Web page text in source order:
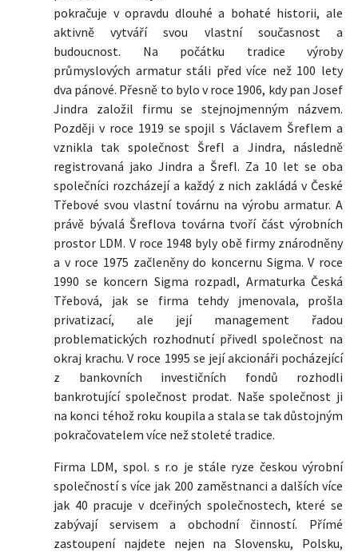
pokračuje v opravdu dlouhé a bohaté historii, ale
aktivně vytváří svou vlastní současnost a
budoucnost. Na počátku tradice výroby
průmyslových armatur stáli před více než 100 lety
dva pánové. Přesně to bylo v roce 1906, kdy pan Josef
Jindra založil firmu se stejnojmenným názvem.
Později v roce 1919 se spojil s Václavem Šreflem a
vznikla tak společnost Šrefl a Jindra, následně
registrovaná jako Jindra a Šrefl. Za 10 let se oba
společníci rozcházejí a každý z nich zakládá v České
Třebové svou vlastní továrnu na výrobu armatur. A
právě bývalá Šreflova továrna tvoří část výrobních
prostor LDM. V roce 1948 byly obě firmy znárodněny
a v roce 1975 začleněny do koncernu Sigma. V roce
1990 se koncern Sigma rozpadl, Armaturka Česká
Třebová, jak se firma tehdy jmenovala, prošla
privatizací, ale její management řadou
problematických rozhodnutí přivedl společnost na
okraj krachu. V roce 1995 se její akcionáři pocházející
z bankovních investičních fondů rozhodli
bankrotující společnost prodat. Naše společnost ji
na konci téhož roku koupila a stala se tak důstojným
pokračovatelem více než stoleté tradice.
Firma LDM, spol. s r.o je stále ryze českou výrobní
společností s více jak 200 zaměstnanci a dalších více
jak 40 pracuje v dceřiných společnostech, které se
zabývají servisem a obchodní činností. Přímé
zastoupení najdete nejen na Slovensku, Polsku,